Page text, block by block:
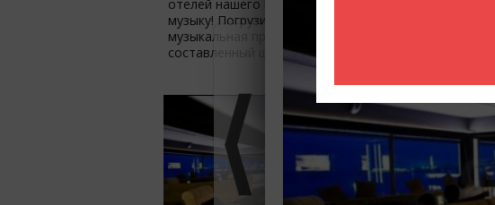
отелей нашего красивого города и убедиться в
музыку! Погрузитесь в атмосферу уюта и
музыкальная программа от Eleven! Каждый день с
составленный шеф поваром бизнес-ланч.